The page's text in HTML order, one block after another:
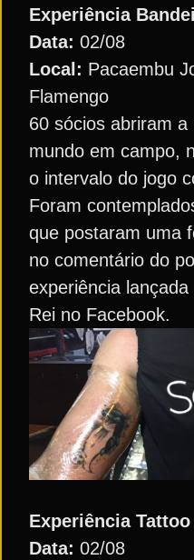
Experiência
Data: 02/08
Local: Pacaembu
Flamengo
60 sócios abriram
mundo em campo,
o intervalo do jogo
Foram
que postaram uma
no comentário do
experiência
Rei no Facebook.
Experiência
Data: 02/08